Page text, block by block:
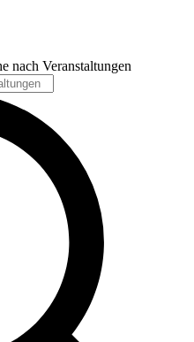
nach Veranstaltungen